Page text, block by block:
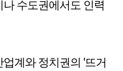
수도권에서도 인력
계와 정치권의 '뜨거